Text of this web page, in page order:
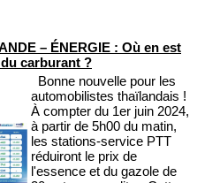
– ÉNERGIE : Où en est
carburant ?
Bonne nouvelle pour les
automobilistes thaïlandais !
À compter du 1er juin 2024,
à partir de 5h00 du matin,
les stations-service PTT
réduiront le prix de
l'essence et du gazole de